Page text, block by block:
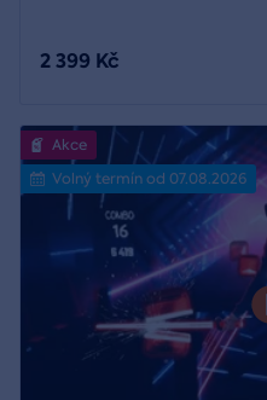
2 399 Kč
Akce
Volný termín od 07.08.2026